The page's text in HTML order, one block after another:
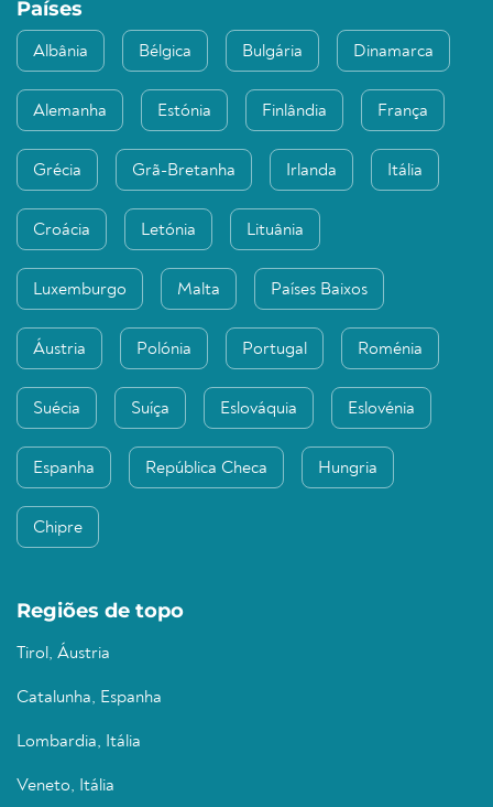
Países
Albânia Bélgica Bulgária Dinamarca
Alemanha Estónia Finlândia França
Grécia Grã-Bretanha Irlanda Itália
Croácia Letónia Lituânia
Luxemburgo Malta Países Baixos
Áustria Polónia Portugal Roménia
Suécia Suíça Eslováquia Eslovénia
Espanha República Checa Hungria
Chipre
Regiões de topo
Tirol, Áustria
Catalunha, Espanha
Lombardia, Itália
Veneto, Itália